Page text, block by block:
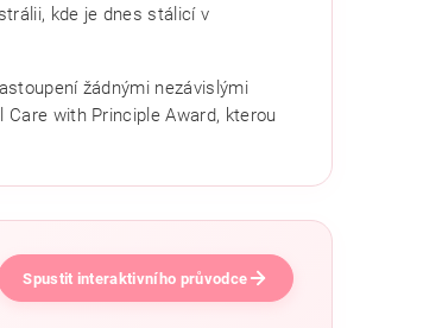
kde je dnes stálicí v
žádnými nezávislými
with Principle Award, kterou
Spustit interaktivního průvodce